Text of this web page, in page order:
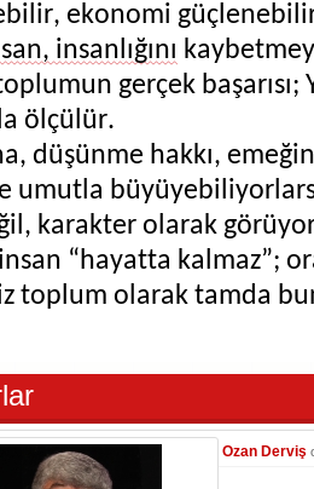
ekonomi
insanlığını
gerçek
ölçülür.
düşünme hakkı,
umutla
karakter olarak
“hayatta kalmaz”;
toplum olarak tamda
Ozan Derviş